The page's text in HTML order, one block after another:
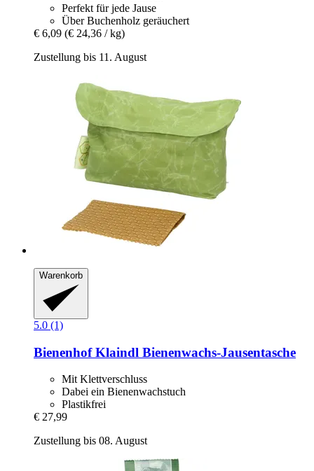
Perfekt für jede Jause
Über Buchenholz geräuchert
€ 6,09 (€ 24,36 / kg)
Zustellung bis 11. August
Warenkorb
5.0 (1)
Bienenhof Klaindl Bienenwachs-​Jausentasche
Mit Klettverschluss
Dabei ein Bienenwachstuch
Plastikfrei
€ 27,99
Zustellung bis 08. August